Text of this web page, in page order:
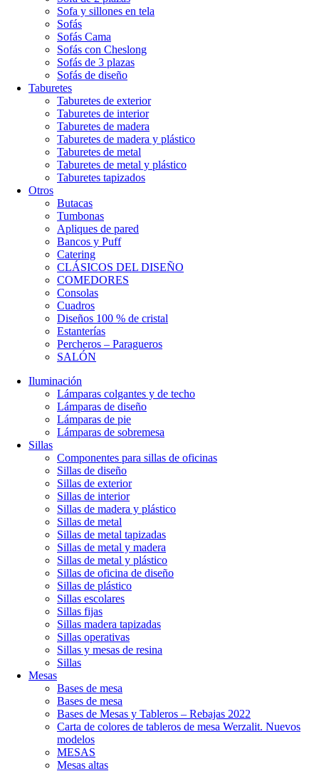
Sofa y sillones en tela
Sofás
Sofás Cama
Sofás con Cheslong
Sofás de 3 plazas
Sofás de diseño
Taburetes
Taburetes de exterior
Taburetes de interior
Taburetes de madera
Taburetes de madera y plástico
Taburetes de metal
Taburetes de metal y plástico
Taburetes tapizados
Otros
Butacas
Tumbonas
Apliques de pared
Bancos y Puff
Catering
CLÁSICOS DEL DISEÑO
COMEDORES
Consolas
Cuadros
Diseños 100 % de cristal
Estanterías
Percheros – Paragueros
SALÓN
Iluminación
Lámparas colgantes y de techo
Lámparas de diseño
Lámparas de pie
Lámparas de sobremesa
Sillas
Componentes para sillas de oficinas
Sillas de diseño
Sillas de exterior
Sillas de interior
Sillas de madera y plástico
Sillas de metal
Sillas de metal tapizadas
Sillas de metal y madera
Sillas de metal y plástico
Sillas de oficina de diseño
Sillas de plástico
Sillas escolares
Sillas fijas
Sillas madera tapizadas
Sillas operativas
Sillas y mesas de resina
Sillas
Mesas
Bases de mesa
Bases de mesa
Bases de Mesas y Tableros – Rebajas 2022
Carta de colores de tableros de mesa Werzalit. Nuevos
modelos
MESAS
Mesas altas